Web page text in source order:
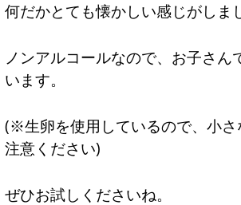
何だかとても懐かしい感じがしま
ノンアルコールなので、お子さん
います。
(※生卵を使用しているので、小さ
注意ください)
ぜひお試しくださいね。